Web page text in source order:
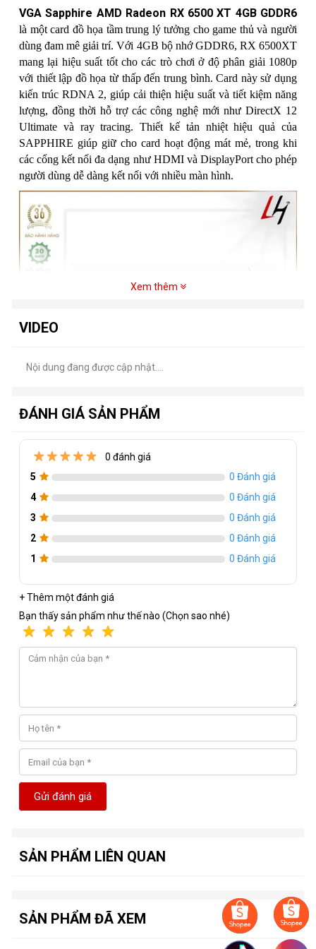
VGA Sapphire AMD Radeon RX 6500 XT 4GB GDDR6
là một card đồ họa tầm trung lý tưởng cho game thủ và người
dùng đam mê giải trí. Với 4GB bộ nhớ GDDR6, RX 6500XT
mang lại hiệu suất tốt cho các trò chơi ở độ phân giải 1080p
với thiết lập đồ họa từ thấp đến trung bình. Card này sử dụng
kiến trúc RDNA 2, giúp cải thiện hiệu suất và tiết kiệm năng
lượng, đồng thời hỗ trợ các công nghệ mới như DirectX 12
Ultimate và ray tracing. Thiết kế tản nhiệt hiệu quả của
SAPPHIRE giúp giữ cho card hoạt động mát mẻ, trong khi
các cổng kết nối đa dạng như HDMI và DisplayPort cho phép
người dùng dễ dàng kết nối với nhiều màn hình.
Thông số kỹ thuật của RX 6500 XT 4GB
GDDR6
Hãng sản xuất: Sapphire
Chuẩn bus: PCIe 4.0
Bộ nhớ: 4GB GDDR6
-Engine Clock: 2825 Mhz (Boost Clock), 2685 Mhz (Game
Clock)
Lõi CUDA
: 1024
-Clock bộ nhớ: 18 Gbps Effective
Xem thêm
VIDEO
Nội dung đang được cập nhật....
ĐÁNH GIÁ SẢN PHẨM
0 đánh giá
5
0 Đánh giá
4
0 Đánh giá
3
0 Đánh giá
2
0 Đánh giá
1
0 Đánh giá
+ Thêm một đánh giá
Bạn thấy sản phẩm như thế nào (Chọn sao nhé)
Gửi đánh giá
SẢN PHẨM LIÊN QUAN
SẢN PHẨM ĐÃ XEM